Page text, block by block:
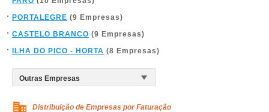
PORTALEGRE (9 Empresas)
CASTELO BRANCO (9 Empresas)
ILHA DO PICO - HORTA (8 Empresas)
Distribuição de Empresas por Faturação